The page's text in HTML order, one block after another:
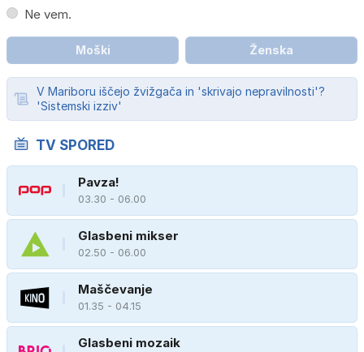
Ne vem.
Moški Ženska
V Mariboru iščejo žvižgača in 'skrivajo nepravilnosti'?
'Sistemski izziv'
TV SPORED
Pavza!
03.30 - 06.00
Glasbeni mikser
02.50 - 06.00
Maščevanje
01.35 - 04.15
Glasbeni mozaik